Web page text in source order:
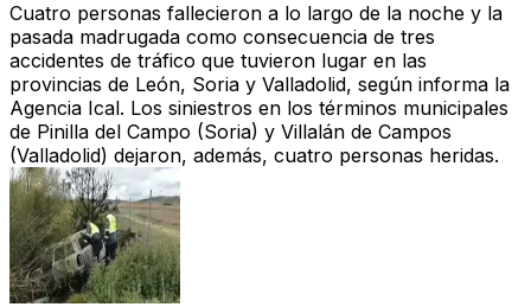
Cuatro personas fallecieron a lo largo de la noche y la
pasada madrugada como consecuencia de tres
accidentes de tráfico que tuvieron lugar en las
provincias de León, Soria y Valladolid, según informa la
Agencia Ical. Los siniestros en los términos municipales
de Pinilla del Campo (Soria) y Villalán de Campos
(Valladolid) dejaron, además, cuatro personas heridas.